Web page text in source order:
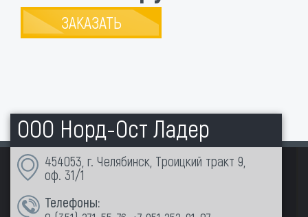
ЗАКАЗАТЬ
ООО Норд-Ост Ладер
454053, г. Челябинск, Троицкий тракт 9,
оф. 31/1
Телефоны: